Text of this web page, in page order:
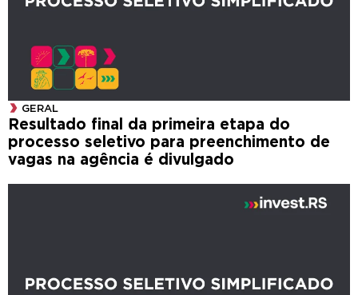
GERAL
Resultado final da primeira etapa do
processo seletivo para preenchimento de
vagas na agência é divulgado